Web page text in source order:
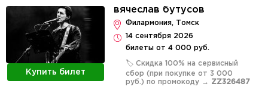
Купить билет
вячеслав бутусов
Филармония, Томск
14 сентября 2026
билеты от 4 000 руб.
🏷️ Скидка 100% на сервисный
сбор (при покупке от 3 000
руб.) по промокоду → ZZ326487